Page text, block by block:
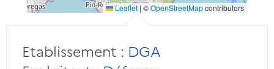
Leaflet | ©OpenStreetMapcontributors
Etablissement : DGA